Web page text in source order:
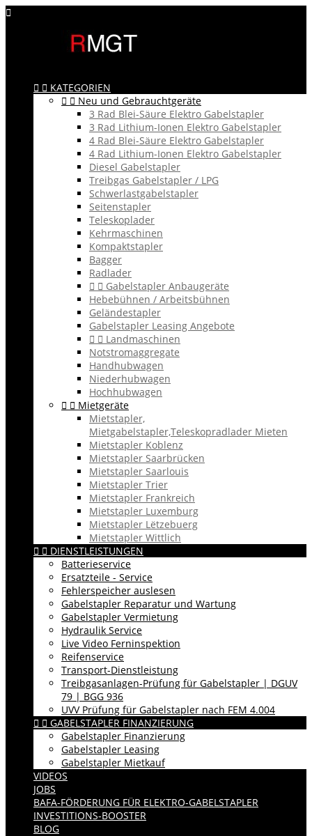

  KATEGORIEN
  Neu und Gebrauchtgeräte
3 Rad Blei-Säure Elektro Gabelstapler
3 Rad Lithium-Ionen Elektro Gabelstapler
4 Rad Blei-Säure Elektro Gabelstapler
4 Rad Lithium-Ionen Elektro Gabelstapler
Diesel Gabelstapler
Treibgas Gabelstapler / LPG
Schwerlastgabelstapler
Seitenstapler
Teleskoplader
Kehrmaschinen
Kompaktstapler
Bagger
Radlader
  Gabelstapler Anbaugeräte
Hebebühnen / Arbeitsbühnen
Geländestapler
Gabelstapler Leasing Angebote
  Landmaschinen
Notstromaggregate
Handhubwagen
Niederhubwagen
Hochhubwagen
  Mietgeräte
Mietstapler,
Mietgabelstapler,Teleskopradlader Mieten
Mietstapler Koblenz
Mietstapler Saarbrücken
Mietstapler Saarlouis
Mietstapler Trier
Mietstapler Frankreich
Mietstapler Luxemburg
Mietstapler Lëtzebuerg
Mietstapler Wittlich
  DIENSTLEISTUNGEN
Batterieservice
Ersatzteile - Service
Fehlerspeicher auslesen
Gabelstapler Reparatur und Wartung
Gabelstapler Vermietung
Hydraulik Service
Live Video Ferninspektion
Reifenservice
Transport-Dienstleistung
Treibgasanlagen-Prüfung für Gabelstapler | DGUV
79 | BGG 936
UVV Prüfung für Gabelstapler nach FEM 4.004
  GABELSTAPLER FINANZIERUNG
Gabelstapler Finanzierung
Gabelstapler Leasing
Gabelstapler Mietkauf
VIDEOS
JOBS
BAFA-FÖRDERUNG FÜR ELEKTRO-GABELSTAPLER
INVESTITIONS-BOOSTER
BLOG